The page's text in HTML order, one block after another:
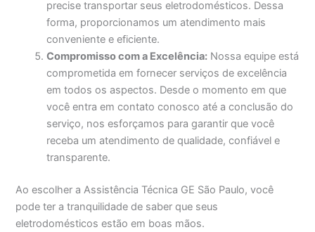
precise transportar seus eletrodomésticos. Dessa
forma, proporcionamos um atendimento mais
conveniente e eficiente.
Compromisso com a Excelência: Nossa equipe está
comprometida em fornecer serviços de excelência
em todos os aspectos. Desde o momento em que
você entra em contato conosco até a conclusão do
serviço, nos esforçamos para garantir que você
receba um atendimento de qualidade, confiável e
transparente.
Ao escolher a Assistência Técnica GE São Paulo, você
pode ter a tranquilidade de saber que seus
eletrodomésticos estão em boas mãos.